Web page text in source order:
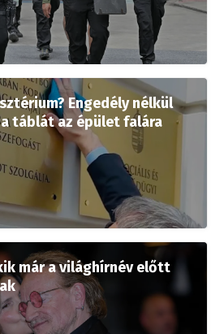
Engedély nélkül
táblát az épület falára
már a világhírnév előtt